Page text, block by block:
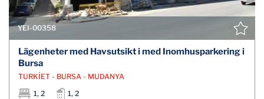
YEI-00358
Lägenheter med Havsutsikt i med Inomhusparkering i
Bursa
TURKİET - BURSA - MUDANYA
1, 2
1, 2